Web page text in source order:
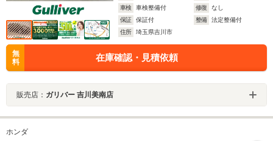
車検
車検整備付 修復
なし
保証
保証付 整備
法定整備付
住所
埼玉県吉川市
無
料
在庫確認・見積依頼
販売店： ガリバー 吉川美南店
ホンダ